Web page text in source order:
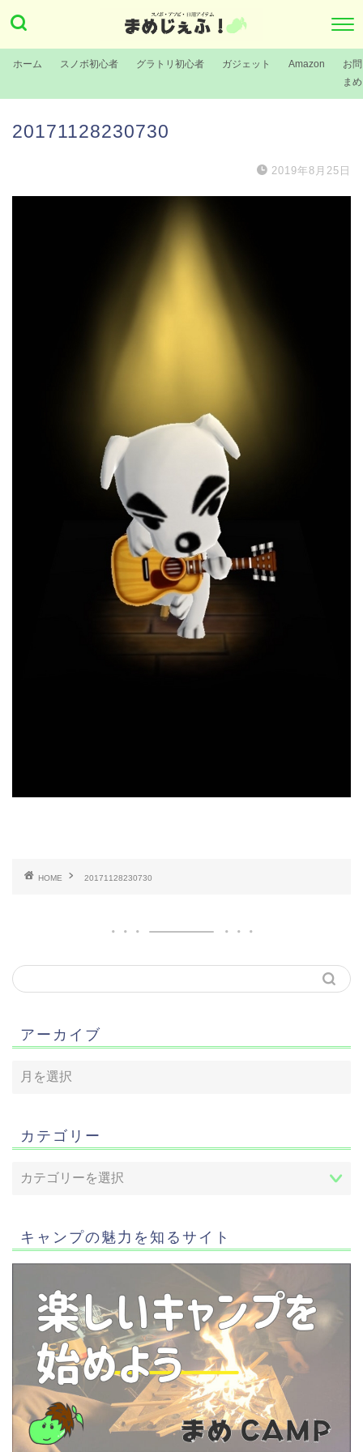
ホーム スノボ初心者 グラトリ初心者 ガジェット Amazon
お
ま
20171128230730
2019年8月25日
HOME 20171128230730
アーカイブ
カテゴリー
キャンプの魅力を知るサイト